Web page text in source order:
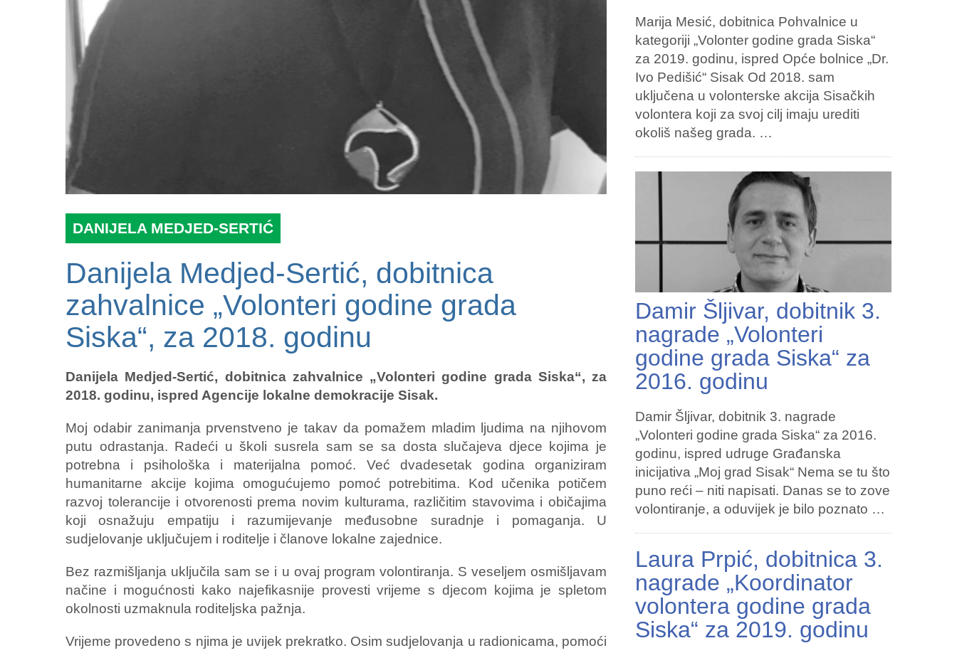
DANIJELA MEDJED-SERTIĆ
Danijela Medjed-Sertić, dobitnica
zahvalnice „Volonteri godine grada
Siska“, za 2018. godinu
Danijela Medjed-Sertić, dobitnica zahvalnice „Volonteri godine grada Siska“, za
2018. godinu, ispred Agencije lokalne demokracije Sisak.
Moj odabir zanimanja prvenstveno je takav da pomažem mladim ljudima na njihovom
putu odrastanja. Radeći u školi susrela sam se sa dosta slučajeva djece kojima je
potrebna i psihološka i materijalna pomoć. Već dvadesetak godina organiziram
humanitarne akcije kojima omogućujemo pomoć potrebitima. Kod učenika potičem
razvoj tolerancije i otvorenosti prema novim kulturama, različitim stavovima i običajima
koji osnažuju empatiju i razumijevanje međusobne suradnje i pomaganja. U
sudjelovanje uključujem i roditelje i članove lokalne zajednice.
Bez razmišljanja uključila sam se i u ovaj program volontiranja. S veseljem osmišljavam
načine i mogućnosti kako najefikasnije provesti vrijeme s djecom kojima je spletom
okolnosti uzmaknula roditeljska pažnja.
Vrijeme provedeno s njima je uvijek prekratko. Osim sudjelovanja u radionicama, pomoći
Marija Mesić, dobitnica Pohvalnice u
kategoriji „Volonter godine grada Siska“
za 2019. godinu, ispred Opće bolnice „Dr.
Ivo Pedišić“ Sisak Od 2018. sam
uključena u volonterske akcija Sisačkih
volontera koji za svoj cilj imaju urediti
okoliš našeg grada. …
Damir Šljivar, dobitnik 3.
nagrade „Volonteri
godine grada Siska“ za
2016. godinu
Damir Šljivar, dobitnik 3. nagrade
„Volonteri godine grada Siska“ za 2016.
godinu, ispred udruge Građanska
inicijativa „Moj grad Sisak“ Nema se tu što
puno reći – niti napisati. Danas se to zove
volontiranje, a oduvijek je bilo poznato …
Laura Prpić, dobitnica 3.
nagrade „Koordinator
volontera godine grada
Siska“ za 2019. godinu